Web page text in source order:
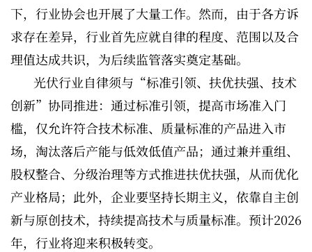
下，行业协会也开展了大量工作。然而，由于各方诉
求存在差异，行业首先应就自律的程度、范围以及合
理值达成共识，为后续监管落实奠定基础。
光伏行业自律须与“标准引领、扶优扶强、技术
创新”协同推进：通过标准引领，提高市场准入门
槛，仅允许符合技术标准、质量标准的产品进入市
场，淘汰落后产能与低效低值产品；通过兼并重组、
股权整合、分级治理等方式推进扶优扶强，从而优化
产业格局；此外，企业要坚持长期主义，依靠自主创
新与原创技术，持续提高技术与质量标准。预计2026
年，行业将迎来积极转变。